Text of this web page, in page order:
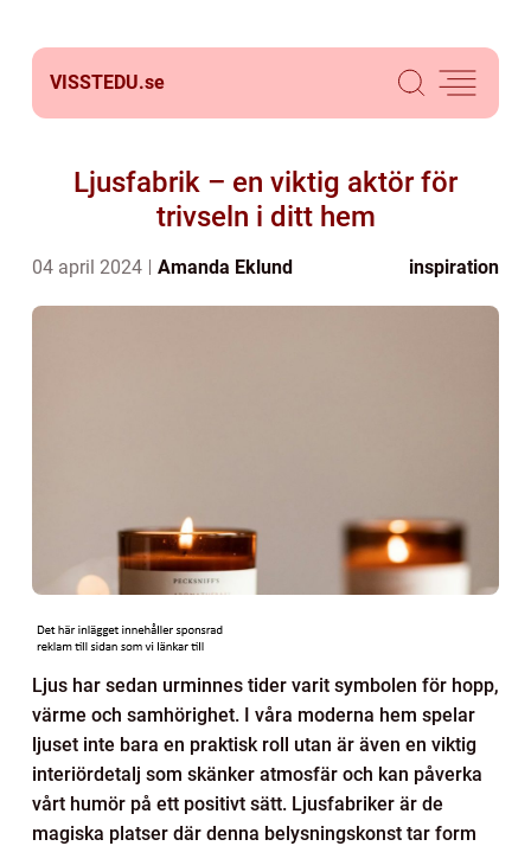
VISSTEDU.se
Ljusfabrik – en viktig aktör för
trivseln i ditt hem
04 april 2024 Amanda Eklund inspiration
Ljus har sedan urminnes tider varit symbolen för hopp,
värme och samhörighet. I våra moderna hem spelar
ljuset inte bara en praktisk roll utan är även en viktig
interiördetalj som skänker atmosfär och kan påverka
vårt humör på ett positivt sätt. Ljusfabriker är de
magiska platser där denna belysningskonst tar form